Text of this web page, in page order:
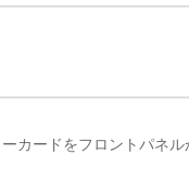
カードをフロントパネル